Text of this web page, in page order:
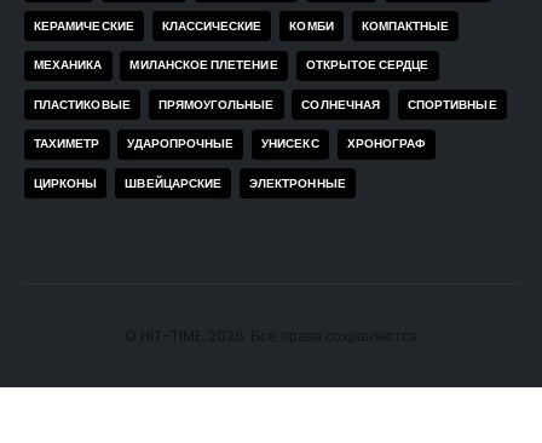
КЕРАМИЧЕСКИЕ КЛАССИЧЕСКИЕ КОМБИ КОМПАКТНЫЕ
МЕХАНИКА МИЛАНСКОЕ ПЛЕТЕНИЕ ОТКРЫТОЕ СЕРДЦЕ
ПЛАСТИКОВЫЕ ПРЯМОУГОЛЬНЫЕ СОЛНЕЧНАЯ СПОРТИВНЫЕ
ТАХИМЕТР УДАРОПРОЧНЫЕ УНИСЕКС ХРОНОГРАФ
ЦИРКОНЫ ШВЕЙЦАРСКИЕ ЭЛЕКТРОННЫЕ
© HIT-TIME. 2026. Все права сохраняются